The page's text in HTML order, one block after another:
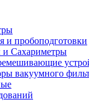
и пробоподготовки
и Сахариметры
вакуумного